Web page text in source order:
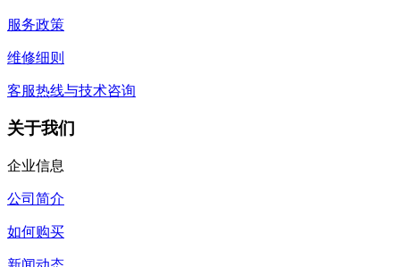
服务政策
维修细则
客服热线与技术咨询
关于我们
企业信息
公司简介
如何购买